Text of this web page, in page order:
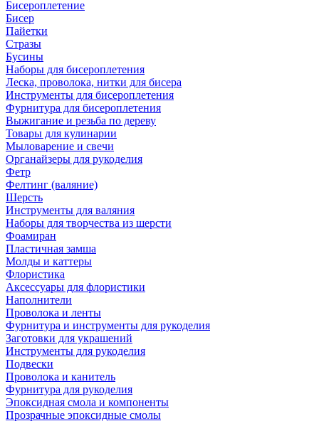
Бисероплетение
Бисер
Пайетки
Стразы
Бусины
Наборы для бисероплетения
Леска, проволока, нитки для бисера
Инструменты для бисероплетения
Фурнитура для бисероплетения
Выжигание и резьба по дереву
Товары для кулинарии
Мыловарение и свечи
Органайзеры для рукоделия
Фетр
Фелтинг (валяние)
Шерсть
Инструменты для валяния
Наборы для творчества из шерсти
Фоамиран
Пластичная замша
Молды и каттеры
Флористика
Аксессуары для флористики
Наполнители
Проволока и ленты
Фурнитура и инструменты для рукоделия
Заготовки для украшений
Инструменты для рукоделия
Подвески
Проволока и канитель
Фурнитура для рукоделия
Эпоксидная смола и компоненты
Прозрачные эпоксидные смолы